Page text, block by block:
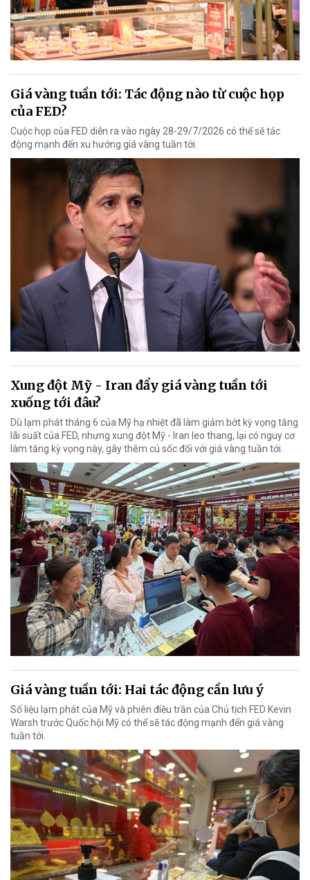
Giá vàng tuần tới: Tác động nào từ cuộc họp
của FED?
Cuộc họp của FED diễn ra vào ngày 28-29/7/2026 có thể sẽ tác
động mạnh đến xu hướng giá vàng tuần tới.
Xung đột Mỹ - Iran đẩy giá vàng tuần tới
xuống tới đâu?
Dù lạm phát tháng 6 của Mỹ hạ nhiệt đã làm giảm bớt kỳ vọng tăng
lãi suất của FED, nhưng xung đột Mỹ - Iran leo thang, lại có nguy cơ
làm tăng kỳ vọng này, gây thêm cú sốc đối với giá vàng tuần tới.
Giá vàng tuần tới: Hai tác động cần lưu ý
Số liệu lạm phát của Mỹ và phiên điều trần của Chủ tịch FED Kevin
Warsh trước Quốc hội Mỹ có thể sẽ tác động mạnh đến giá vàng
tuần tới.